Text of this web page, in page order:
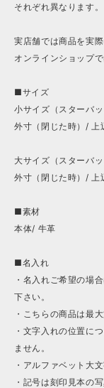
それぞれ異なります。
実店舗では商品を実
オンラインショップ
■サイズ
小サイズ（スターバッ
外寸（閉じた時）/
大サイズ（スターバ
外寸（閉じた時）/
■素材
本体/ 牛革
■名入れ
・名入れご希望の場
下さい。
・こちらの商品は最
・文字入れの位置に
ません。
・アルファベット大
・記号は刻印見本の